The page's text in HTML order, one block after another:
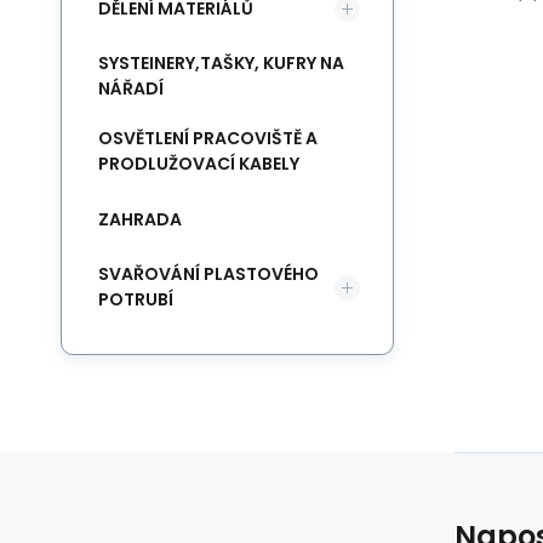
DĚLENÍ MATERIÁLŮ
SYSTEINERY,TAŠKY, KUFRY NA
NÁŘADÍ
OSVĚTLENÍ PRACOVIŠTĚ A
PRODLUŽOVACÍ KABELY
ZAHRADA
SVAŘOVÁNÍ PLASTOVÉHO
POTRUBÍ